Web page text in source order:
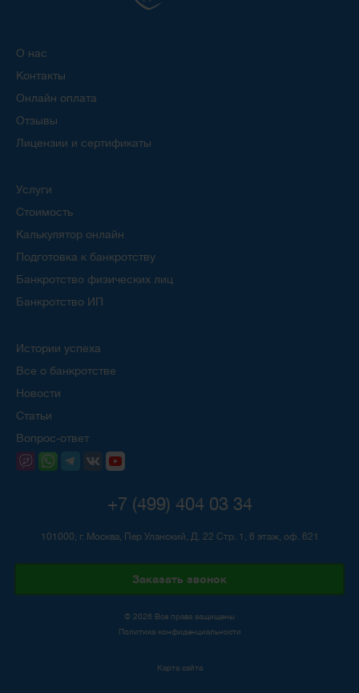
О нас
Контакты
Онлайн оплата
Отзывы
Лицензии и сертификаты
Услуги
Стоимость
Калькулятор онлайн
Подготовка к банкротству
Банкротство физических лиц
Банкротство ИП
Истории успеха
Все о банкротстве
Новости
Статьи
Вопрос-ответ
+7 (499) 404 03 34
101000, г. Москва, Пер Уланский, Д. 22 Стр. 1, 6 этаж, оф. 621
Заказать звонок
© 2026 Все права защищены
Политика конфиденциальности
Карта сайта